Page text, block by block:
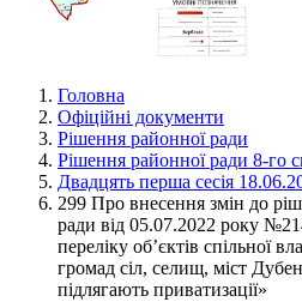
Головна
Офіційні документи
Рішення районної ради
Рішення районної ради 8-го
Двадцять перша сесія
299 Про внесення змін до
ради від 05.07.2022 року
переліку об’єктів спільної
громад сіл, селищ, міст
підлягають приватизації»